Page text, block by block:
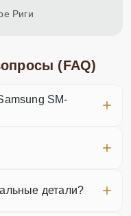
Риги
(FAQ)
SM-
детали?